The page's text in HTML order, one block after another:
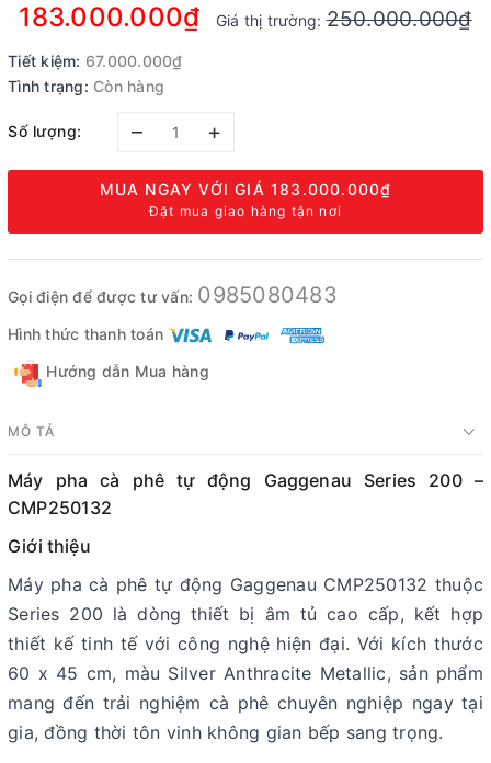
183.000.000₫ Giá thị trường:250.000.000₫
Tiết kiệm: 67.000.000₫
Tình trạng: Còn hàng
Số lượng: – +
MUA NGAY VỚI GIÁ 183.000.000₫
Đặt mua giao hàng tận nơi
Gọi điện để được tư vấn: 0985080483
Hình thức thanh toán
Hướng dẫn Mua hàng
MÔ TẢ
Máy pha cà phê tự động Gaggenau Series 200 –
CMP250132
Giới thiệu
Máy pha cà phê tự động Gaggenau CMP250132 thuộc
Series 200 là dòng thiết bị âm tủ cao cấp, kết hợp
thiết kế tinh tế với công nghệ hiện đại. Với kích thước
60 x 45 cm, màu Silver Anthracite Metallic, sản phẩm
mang đến trải nghiệm cà phê chuyên nghiệp ngay tại
gia, đồng thời tôn vinh không gian bếp sang trọng.